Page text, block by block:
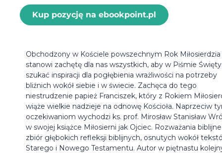
Kup pozycję na ebookpoint.pl
Obchodzony w Kościele powszechnym Rok Miłosierdzia
stanowi zachętę dla nas wszystkich, aby w Piśmie
szukać inspiracji dla pogłębienia wrażliwości na potrzeby
bliźnich wokół siebie i w świecie. Zachęca do tego
niestrudzenie papież Franciszek, który z Rokiem
wiąże wielkie nadzieje na odnowę Kościoła. Naprzeciw
oczekiwaniom wychodzi ks. prof. Mirosław Stanisław
w swojej książce Miłosierni jak Ojciec. Rozważania
zbiór głębokich refleksji biblijnych, osnutych wokół
Starego i Nowego Testamentu. Autor w piętnastu